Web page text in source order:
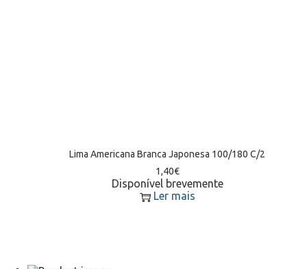
Lima Americana Branca Japonesa 100/180 C/2
1,40€
Disponível brevemente
Ler mais